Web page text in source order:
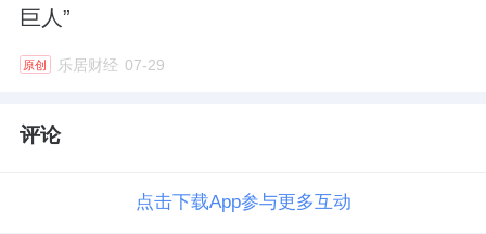
巨人”
原创 乐居财经 07-29
评论
点击下载App参与更多互动